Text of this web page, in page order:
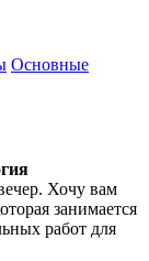
Основные
Хочу вам
занимается
работ для